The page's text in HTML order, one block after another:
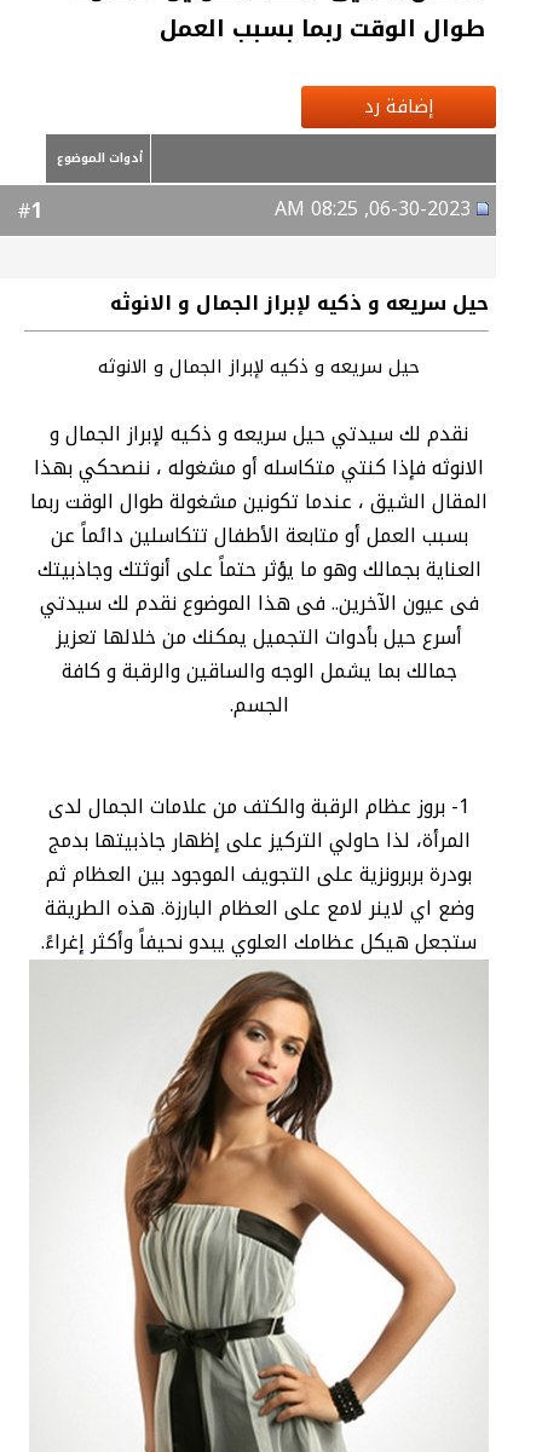
طوال الوقت ربما بسبب العمل
إضافة رد
أدوات الموضوع
1
حيل سريعه و ذكيه لإبراز الجمال و الانوثه
حيل سريعه و ذكيه لإبراز الجمال و الانوثه
نقدم لك سيدتي حيل سريعه و ذكيه لإبراز الجمال و
الانوثه فإذا كنتي متكاسله أو مشغوله ، ننصحكي بهذا
المقال الشيق ، عندما تكونين مشغولة طوال الوقت ربما
بسبب العمل أو متابعة الأطفال تتكاسلين دائماً عن
العناية بجمالك وهو ما يؤثر حتماً على أنوثتك وجاذبيتك
فى عيون الآخرين.. فى هذا الموضوع نقدم لك سيدتي
أسرع حيل بأدوات التجميل يمكنك من خلالها تعزيز
جمالك بما يشمل الوجه والساقين والرقبة و كافة
الجسم.
1- بروز عظام الرقبة والكتف من علامات الجمال لدى
المرأة، لذا حاولي التركيز على إظهار جاذبيتها بدمج
بودرة بربرونزية على التجويف الموجود بين العظام ثم
وضع اي لاينر لامع على العظام البارزة. هذه الطريقة
ستجعل هيكل عظامك العلوي يبدو نحيفاً وأكثر إغراءً.